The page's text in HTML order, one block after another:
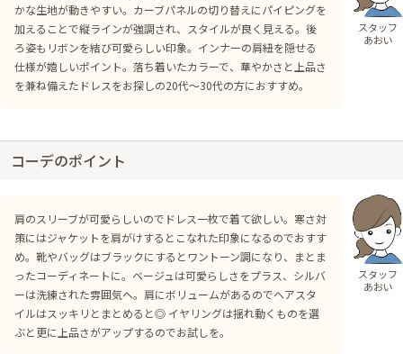
かな生地が動きやすい。カーブパネルの切り替えにパイピングを
加えることで縦ラインが強調され、スタイルが良く見える。後
ろ姿もリボンを結び可愛らしい印象。インナーの肩紐を隠せる
仕様が嬉しいポイント。落ち着いたカラーで、華やかさと上品さ
を兼ね備えたドレスをお探しの20代〜30代の方におすすめ。
スタッフ
あおい
コーデのポイント
肩のスリーブが可愛らしいのでドレス一枚で着て欲しい。寒さ対
策にはジャケットを肩がけするとこなれた印象になるのでおすす
め。靴やバッグはブラックにするとワントーン調になり、まとま
ったコーディネートに。ベージュは可愛らしさをプラス、シルバ
ーは洗練された雰囲気へ。肩にボリュームがあるのでヘアスタ
イルはスッキリとまとめると◎ イヤリングは揺れ動くものを選
ぶと更に上品さがアップするのでお試しを。
スタッフ
あおい